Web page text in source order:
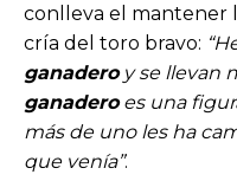
conlleva el mantener
cría del toro bravo:
ganaderoy se llevan
ganaderoes una
más de uno les ha
que venía”.